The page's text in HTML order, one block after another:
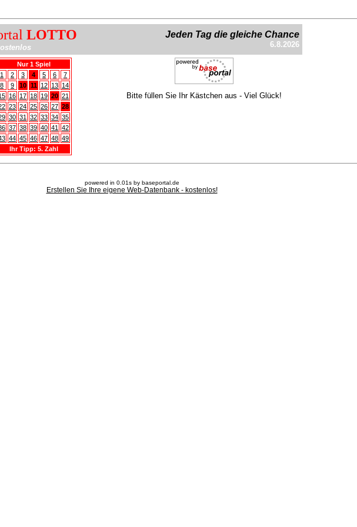
LOTTO Jeden Tag die gleiche Chance
6.8.2026
Nur 1 Spiel
1
2 3 4 5 6
7
8
9 10 11 12 13 14
16 17 18 19 20 21
23 24 25 26 27 28
30 31 32 33 34 35
37 38 39 40 41
42
44 45 46 47 48 49
Ihr Tipp: 5. Zahl
Bitte füllen Sie Ihr Kästchen aus - Viel Glück!
powered in 0.01s by baseportal.de
Erstellen Sie Ihre eigene Web-Datenbank - kostenlos!